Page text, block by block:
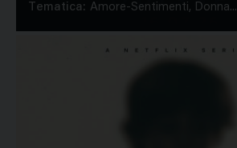
Tematica: Amore-Sentimenti, Donna...